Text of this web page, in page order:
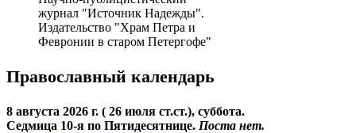
журнал "Источник Надежды".
Издательство "Храм Петра и
Февронии в старом Петергофе"
Православный календарь
8 августа 2026 г. ( 26 июля ст.ст.), суббота.
Седмица 10-я по Пятидесятнице. Поста нет.